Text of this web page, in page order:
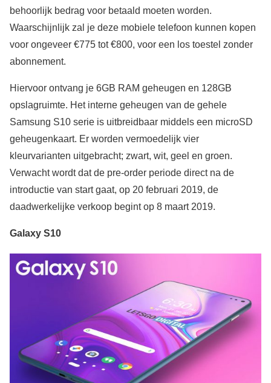
behoorlijk bedrag voor betaald moeten worden.
Waarschijnlijk zal je deze mobiele telefoon kunnen kopen
voor ongeveer €775 tot €800, voor een los toestel zonder
abonnement.
Hiervoor ontvang je 6GB RAM geheugen en 128GB
opslagruimte. Het interne geheugen van de gehele
Samsung S10 serie is uitbreidbaar middels een microSD
geheugenkaart. Er worden vermoedelijk vier
kleurvarianten uitgebracht; zwart, wit, geel en groen.
Verwacht wordt dat de pre-order periode direct na de
introductie van start gaat, op 20 februari 2019, de
daadwerkelijke verkoop begint op 8 maart 2019.
Galaxy S10